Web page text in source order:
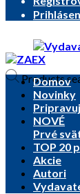
Products
Domov
Novinky
NOVÉ
Prvé
TOP 20
Akcie
Autori